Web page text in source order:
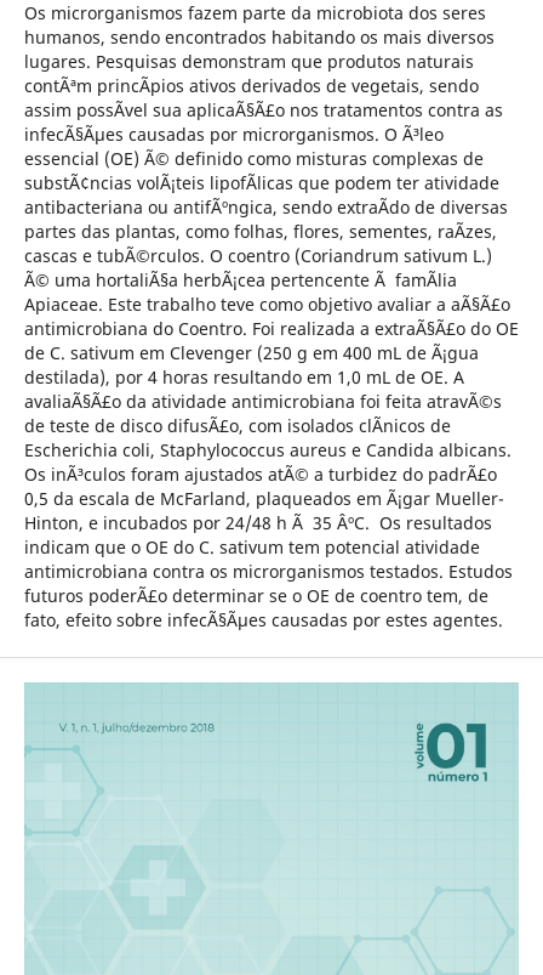
Os microrganismos fazem parte da microbiota dos seres
humanos, sendo encontrados habitando os mais diversos
lugares. Pesquisas demonstram que produtos naturais
contÃªm princÃ­pios ativos derivados de vegetais, sendo
assim possÃ­vel sua aplicaÃ§Ã£o nos tratamentos contra as
infecÃ§Ãµes causadas por microrganismos. O Ã³leo
essencial (OE) Ã© definido como misturas complexas de
substÃ¢ncias volÃ¡teis lipofÃ­licas que podem ter atividade
antibacteriana ou antifÃºngica, sendo extraÃ­do de diversas
partes das plantas, como folhas, flores, sementes, raÃ­zes,
cascas e tubÃ©rculos. O coentro (Coriandrum sativum L.)
Ã© uma hortaliÃ§a herbÃ¡cea pertencente Ã famÃ­lia
Apiaceae. Este trabalho teve como objetivo avaliar a aÃ§Ã£o
antimicrobiana do Coentro. Foi realizada a extraÃ§Ã£o do OE
de C. sativum em Clevenger (250 g em 400 mL de Ã¡gua
destilada), por 4 horas resultando em 1,0 mL de OE. A
avaliaÃ§Ã£o da atividade antimicrobiana foi feita atravÃ©s
de teste de disco difusÃ£o, com isolados clÃ­nicos de
Escherichia coli, Staphylococcus aureus e Candida albicans.
Os inÃ³culos foram ajustados atÃ© a turbidez do padrÃ£o
0,5 da escala de McFarland, plaqueados em Ã¡gar Mueller-
Hinton, e incubados por 24/48 h Ã 35 ÂºC. Os resultados
indicam que o OE do C. sativum tem potencial atividade
antimicrobiana contra os microrganismos testados. Estudos
futuros poderÃ£o determinar se o OE de coentro tem, de
fato, efeito sobre infecÃ§Ãµes causadas por estes agentes.